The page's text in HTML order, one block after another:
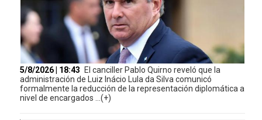
5/8/2026 | 18:43 El canciller Pablo Quirno reveló que la
administración de Luiz Inácio Lula da Silva comunicó
formalmente la reducción de la representación diplomática a
nivel de encargados ...(+)